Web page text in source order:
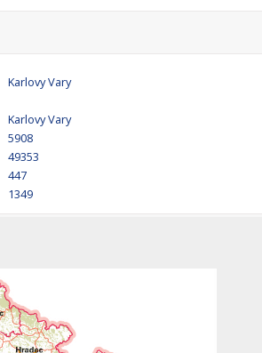
Karlovy Vary
Karlovy Vary
5908
49353
447
1349